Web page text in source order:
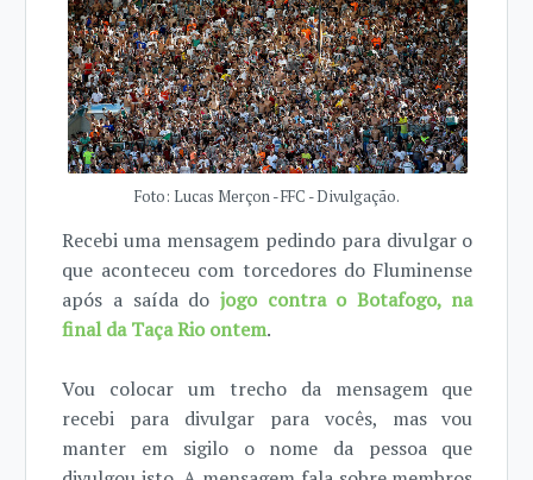
Foto: Lucas Merçon - FFC - Divulgação.
Recebi uma mensagem pedindo para divulgar o
que aconteceu com torcedores do Fluminense
após a saída do jogo contra o Botafogo, na
final da Taça Rio ontem.
Vou colocar um trecho da mensagem que
recebi para divulgar para vocês, mas vou
manter em sigilo o nome da pessoa que